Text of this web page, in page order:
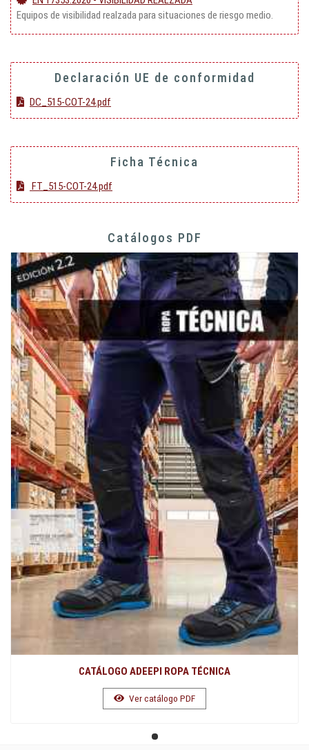
Equipos de visibilidad realzada para situaciones de riesgo medio.
Declaración UE de conformidad
DC_515-COT-24.pdf
Ficha Técnica
FT_515-COT-24.pdf
Catálogos PDF
CATÁLOGO ADEEPI ROPA TÉCNICA
Ver catálogo PDF